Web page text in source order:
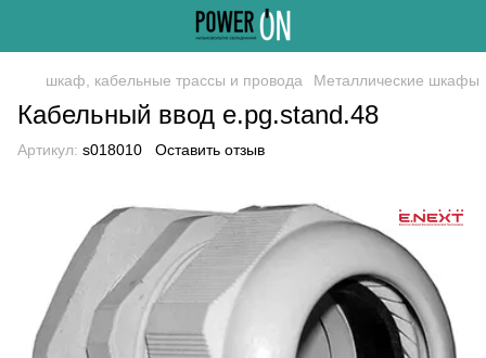
шкаф, кабельные трассы и провода Металлические шкафы
Кабельный ввод e.pg.stand.48
Артикул: s018010 Оставить отзыв